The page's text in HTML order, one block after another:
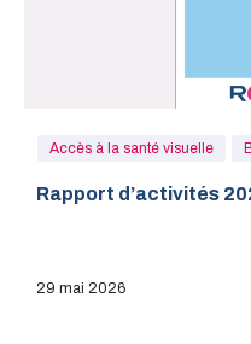
Rapport d’activités
Accès à la santé visuelle
29 mai 2026